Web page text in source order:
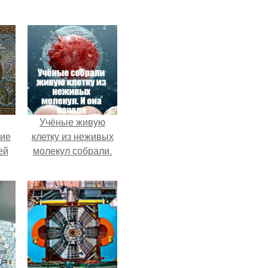
Учёные живую
клетку из неживых
молекул собрали.